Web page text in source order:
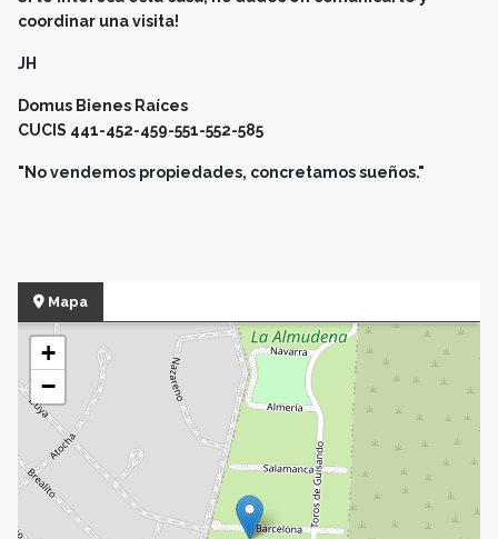
coordinar una visita!
JH
Domus Bienes Raíces
CUCIS 441-452-459-551-552-585
"No vendemos propiedades, concretamos sueños."
Mapa
+
−